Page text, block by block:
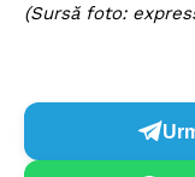
(Sursă foto: